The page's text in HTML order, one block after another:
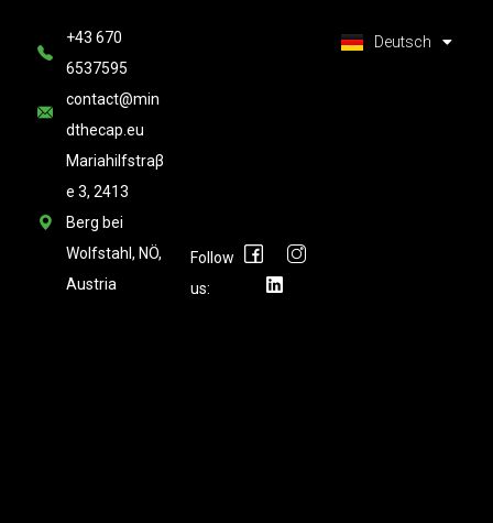
+43 670
6537595
contact@min
dthecap.eu
Mariahilfstraβ
e 3, 2413
Berg bei
Wolfstahl, NÖ,
Austria
Follow
us:
Deutsch
Latviešu valoda